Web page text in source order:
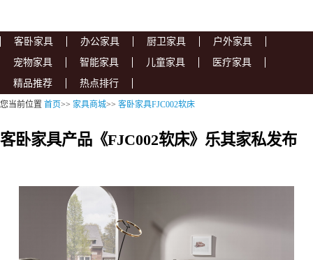
客卧家具 办公家具 厨卫家具
户外家具
宠物家具
智能家具 儿童家具
医疗家具
精品推荐
热点排行
您当前位置 首页>> 家具商城>> 客卧家具FJC002软床
客卧家具产品《FJC002软床》乐其家私发布